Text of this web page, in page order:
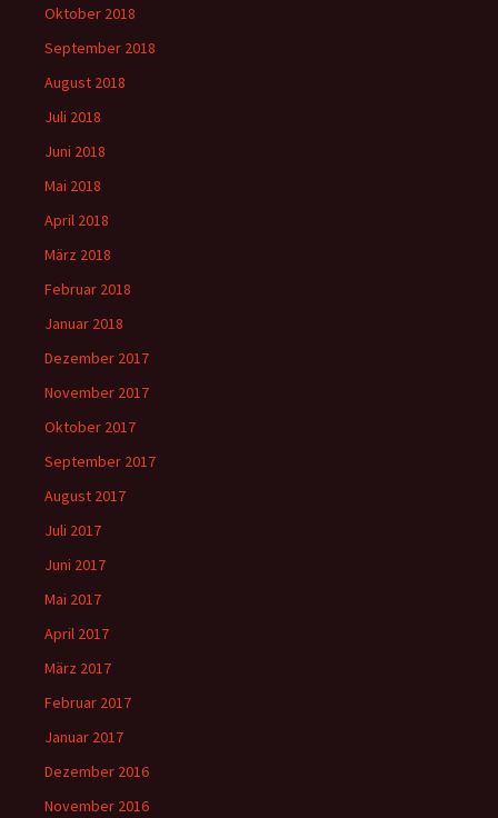
Oktober 2018
September 2018
August 2018
Juli 2018
Juni 2018
Mai 2018
April 2018
März 2018
Februar 2018
Januar 2018
Dezember 2017
November 2017
Oktober 2017
September 2017
August 2017
Juli 2017
Juni 2017
Mai 2017
April 2017
März 2017
Februar 2017
Januar 2017
Dezember 2016
November 2016